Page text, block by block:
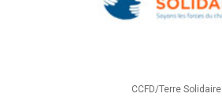
CCFD/Terre Solidaire